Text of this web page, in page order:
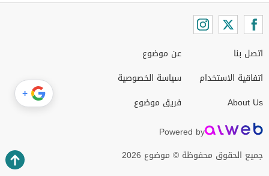
اتصل بنا
اتفاقية الاستخدام
About Us
عن موضوع
سياسة الخصوصية
فريق موضوع
Powered by
جميع الحقوق محفوظة © موضوع 2026
+